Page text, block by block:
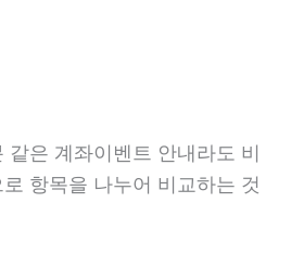
은 계좌이벤트 안내라도 비
항목을 나누어 비교하는 것